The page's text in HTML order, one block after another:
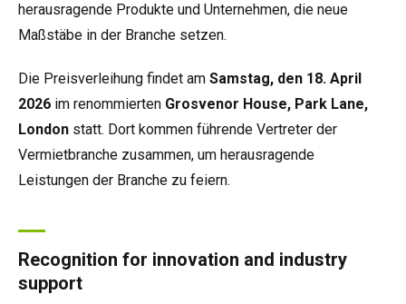
herausragende Produkte und Unternehmen, die neue
Maßstäbe in der Branche setzen.
Die Preisverleihung findet am Samstag, den 18. April
2026 im renommierten Grosvenor House, Park Lane,
London statt. Dort kommen führende Vertreter der
Vermietbranche zusammen, um herausragende
Leistungen der Branche zu feiern.
Recognition for innovation and industry
support